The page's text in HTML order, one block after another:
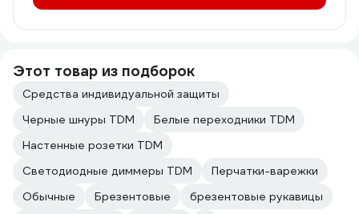
Этот товар из подборок
Средства индивидуальной защиты
Черные шнуры TDM
Белые переходники TDM
Настенные розетки TDM
Светодиодные диммеры TDM
Перчатки-варежки
Обычные
Брезентовые
брезентовые рукавицы